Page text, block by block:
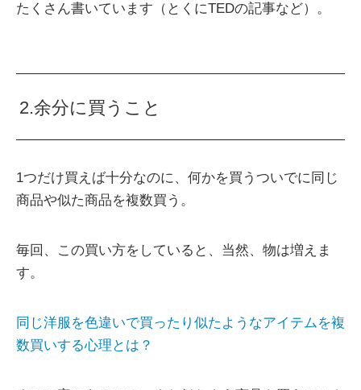
たくさん書いています（とくにTEDの記事など）。
2.余分に買うこと
1つだけ買えば十分なのに、何かを買うついでに同じ
商品や似た商品を複数買う。
毎回、この買い方をしていると、当然、物は増えま
す。
同じ洋服を色違いで買ったり似たようなアイテムを複
数買いする心理とは？